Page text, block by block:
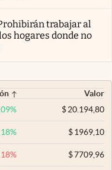
trabajar al
hogares donde no
Valor
% $20.194,80
% $1969,10
% $7709,96